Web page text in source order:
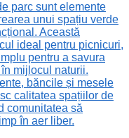
parc sunt elemente
unui spațiu verde
Această
ideal pentru picnicuri,
pentru a savura
mijlocul naturii.
băncile și mesele
calitatea spațiilor de
comunitatea să
în aer liber.